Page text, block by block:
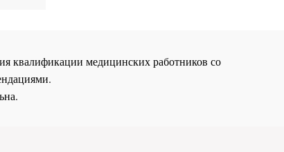
квалификации медицинских работников со